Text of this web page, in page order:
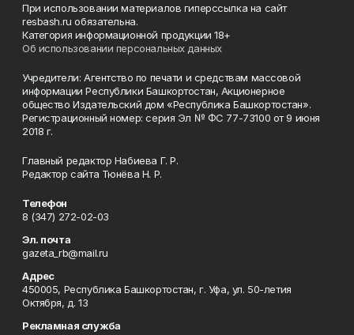
При использовании материалов гиперссылка на сайт
resbash.ru обязательна.
Категория информационной продукции 18+
Об использовании персональных данных
Учредители: Агентство по печати и средствам массовой
информации Республики Башкортостан, Акционерное
общество Издательский дом «Республика Башкортостан».
Регистрационный номер: серия Эл № ФС 77-73100 от 9 июня
2018 г.
Главный редактор Набиева Г. Р.
Редактор сайта Тюнёва Н. Р.
Телефон
8 (347) 272-02-03
Эл. почта
gazeta_rb@mail.ru
Адрес
450005, Республика Башкортостан, г. Уфа, ул. 50-летия
Октября, д. 13
Рекламная служба